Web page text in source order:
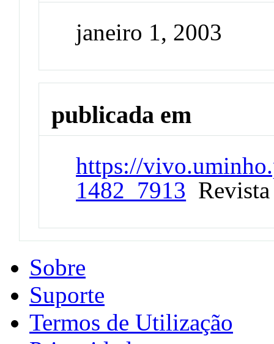
janeiro 1, 2003
publicada em
https://
1482_7913 Revista
Sobre
Suporte
Termos de Utilização